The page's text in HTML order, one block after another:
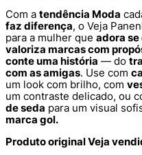
Com a tendência Moda
faz diferença, o Veja
para a mulher que adora
valoriza marcas com
conte uma história — do
com as amigas. Use com
um look com brilho, com
um contraste delicado, ou
de seda para um visual
marca gol.
Produto original Veja